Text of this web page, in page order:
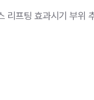
리프팅 효과시기 부위